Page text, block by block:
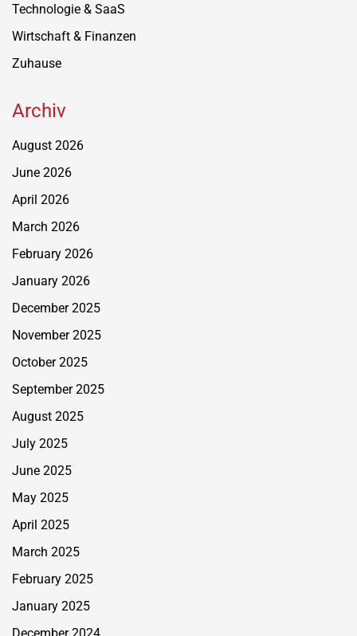
Technologie & SaaS
Wirtschaft & Finanzen
Zuhause
Archiv
August 2026
June 2026
April 2026
March 2026
February 2026
January 2026
December 2025
November 2025
October 2025
September 2025
August 2025
July 2025
June 2025
May 2025
April 2025
March 2025
February 2025
January 2025